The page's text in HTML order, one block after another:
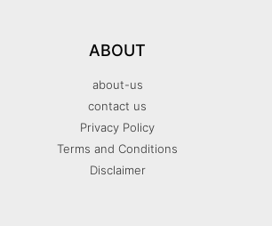
ABOUT
about-us
contact us
Privacy Policy
Terms and Conditions
Disclaimer